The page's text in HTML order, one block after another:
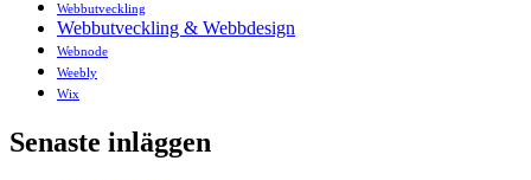
Webbutveckling
Webbutveckling & Webbdesign
Webnode
Weebly
Wix
Senaste inläggen